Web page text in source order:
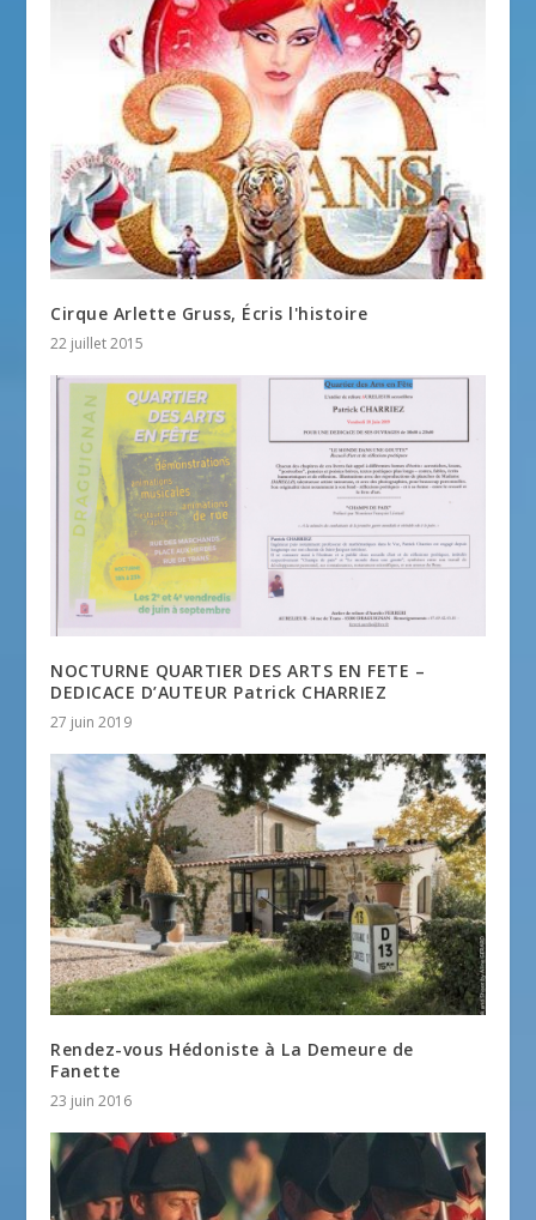
Cirque Arlette Gruss, Écris l'histoire
22 juillet 2015
NOCTURNE QUARTIER DES ARTS EN FETE –
DEDICACE D’AUTEUR Patrick CHARRIEZ
27 juin 2019
Rendez-vous Hédoniste à La Demeure de
Fanette
23 juin 2016